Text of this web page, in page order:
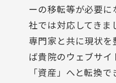
ーの移転等が必要に
社では対応してきま
専門家と共に現状を
ば貴院のウェブサイ
「資産」へと転換